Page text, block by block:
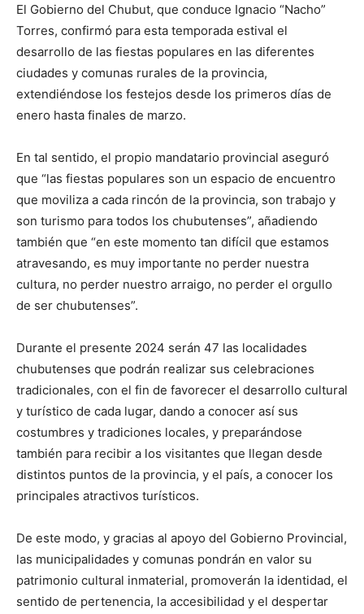
El Gobierno del Chubut, que conduce Ignacio “Nacho”
Torres, confirmó para esta temporada estival el
desarrollo de las fiestas populares en las diferentes
ciudades y comunas rurales de la provincia,
extendiéndose los festejos desde los primeros días de
enero hasta finales de marzo.
En tal sentido, el propio mandatario provincial aseguró
que “las fiestas populares son un espacio de encuentro
que moviliza a cada rincón de la provincia, son trabajo y
son turismo para todos los chubutenses”, añadiendo
también que “en este momento tan difícil que estamos
atravesando, es muy importante no perder nuestra
cultura, no perder nuestro arraigo, no perder el orgullo
de ser chubutenses”.
Durante el presente 2024 serán 47 las localidades
chubutenses que podrán realizar sus celebraciones
tradicionales, con el fin de favorecer el desarrollo cultural
y turístico de cada lugar, dando a conocer así sus
costumbres y tradiciones locales, y preparándose
también para recibir a los visitantes que llegan desde
distintos puntos de la provincia, y el país, a conocer los
principales atractivos turísticos.
De este modo, y gracias al apoyo del Gobierno Provincial,
las municipalidades y comunas pondrán en valor su
patrimonio cultural inmaterial, promoverán la identidad, el
sentido de pertenencia, la accesibilidad y el despertar